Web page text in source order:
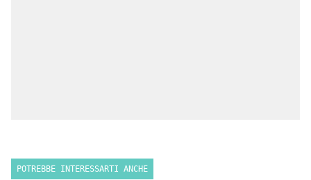
POTREBBE INTERESSARTI ANCHE